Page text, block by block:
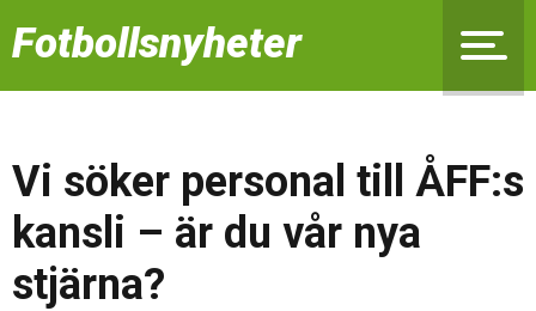
Fotbollsnyheter
Vi söker personal till ÅFF:s
kansli – är du vår nya
stjärna?